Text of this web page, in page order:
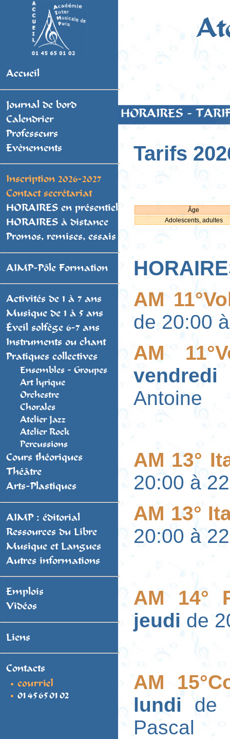
Accueil
Journal de bord
Calendrier
Professeurs
Evènements
Inscription 2026-2027
Contact secrétariat
HORAIRES en présentiel
HORAIRES à distance
Promos, remises, essais
AIMP-Pôle Formation
Activités de 1 à 7 ans
Musique de 1 à 5 ans
Éveil solfège 6-7 ans
Instruments ou chant
Pratiques collectives
Ensembles - Groupes
Art lyrique
Orchestre
Chorales
Atelier Jazz
Atelier Rock
Percussions
Cours théoriques
Théâtre
Arts-Plastiques
AIMP : éditorial
Ressources du Libre
Musique et Langues
Autres informations
Emplois
Vidéos
Liens
Contacts
HORAIRES -
Tarifs
Âge
Adolescents, adultes
AM
de 20:00
AM
Antoine
AM 13°
20:00 à
AM 13°
20:00 à
AM 14°
jeudi de
AM
lundi de
Pascal